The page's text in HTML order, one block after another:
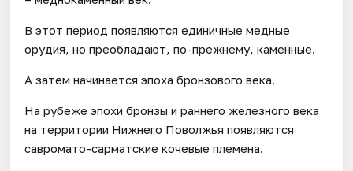
В этот период появляются единичные медные
орудия, но преобладают, по-прежнему, каменные.
А затем начинается эпоха бронзового века.
На рубеже эпохи бронзы и раннего железного века
на территории Нижнего Поволжья появляются
савромато-сарматские кочевые племена.